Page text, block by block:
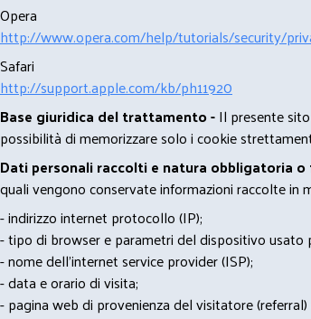
Opera
http://www.opera.com/help/tutorials/security/
Safari
http://support.apple.com/kb/ph11920
Base giuridica del trattamento -Il presente
possibilità di memorizzare solo i cookie
Dati personali raccolti e natura obbligatoria
quali vengono conservate informazioni raccolte
- indirizzo internet protocollo (IP);
- tipo di browser e parametri del dispositivo usato
- nome dell'internet service provider (ISP);
- data e orario di visita;
- pagina web di provenienza del visitatore (referral)